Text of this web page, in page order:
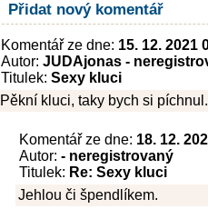
Přidat nový komentář
Komentář ze dne: 15. 12. 2021
Autor: JUDAjonas -
Titulek: Sexy kluci
Pěkní kluci, taky bych si
Komentář ze dne: 18. 12.
Autor: - neregistrovaný
Titulek: Re: Sexy kluci
Jehlou či špendlíkem.